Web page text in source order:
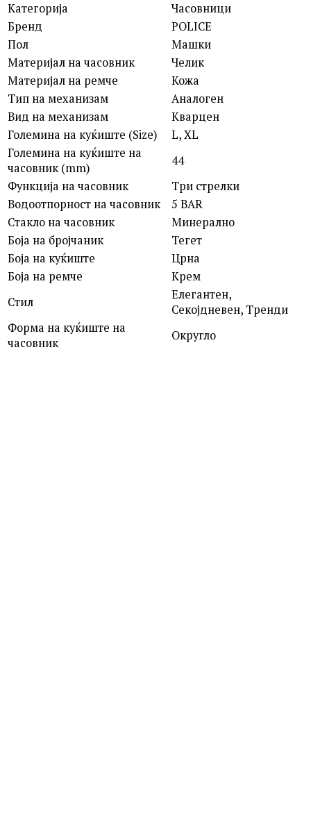
Категорија
Часовници
Бренд
POLICE
Пол
Машки
Материјал на часовник
Челик
Материјал на ремче
Кожа
Тип на механизам
Аналоген
Вид на механизам
Кварцен
Големина на куќиште (Size)
L, XL
Големина на куќиште на
часовник (mm)
44
Функција на часовник
Три стрелки
Водоотпорност на часовник
5 BAR
Стакло на часовник
Минерално
Боја на бројчаник
Тегет
Боја на куќиште
Црна
Боја на ремче
Крем
Стил
Елегантен,
Секојдневен, Тренди
Форма на куќиште на
часовник
Округло